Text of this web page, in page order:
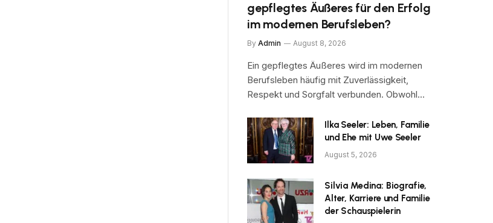
gepflegtes Äußeres für den Erfolg
im modernen Berufsleben?
By Admin August 8, 2026
Ein gepflegtes Äußeres wird im modernen
Berufsleben häufig mit Zuverlässigkeit,
Respekt und Sorgfalt verbunden. Obwohl…
Ilka Seeler: Leben, Familie
und Ehe mit Uwe Seeler
August 5, 2026
Silvia Medina: Biografie,
Alter, Karriere und Familie
der Schauspielerin